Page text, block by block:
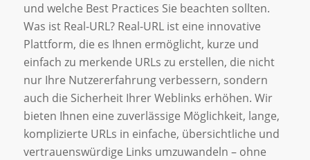
und welche Best Practices Sie beachten sollten.
Was ist Real-URL? Real-URL ist eine innovative
Plattform, die es Ihnen ermöglicht, kurze und
einfach zu merkende URLs zu erstellen, die nicht
nur Ihre Nutzererfahrung verbessern, sondern
auch die Sicherheit Ihrer Weblinks erhöhen. Wir
bieten Ihnen eine zuverlässige Möglichkeit, lange,
komplizierte URLs in einfache, übersichtliche und
vertrauenswürdige Links umzuwandeln – ohne